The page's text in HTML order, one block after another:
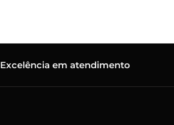
Excelência em atendimento